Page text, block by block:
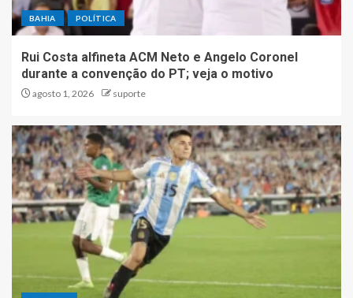
BAHIA POLÍTICA
Rui Costa alfineta ACM Neto e Angelo Coronel
durante a convenção do PT; veja o motivo
agosto 1, 2026 suporte